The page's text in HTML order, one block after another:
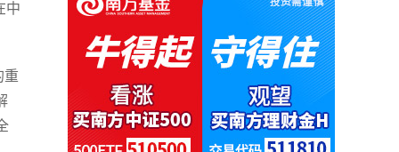
中
重